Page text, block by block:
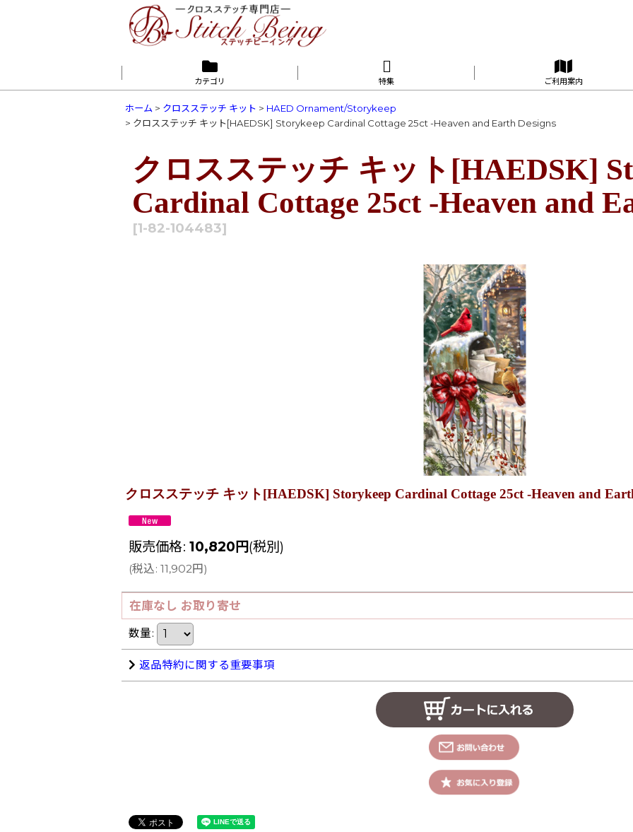
カテゴリ 特集 ご利用案内
ホーム > クロスステッチ キット > HAED Ornament/Storykeep
> クロスステッチ キット[HAEDSK] Storykeep Cardinal Cottage 25ct -Heaven and Earth Designs
クロスステッチ キット[HAEDSK]
Cardinal Cottage 25ct -Heaven and
[1-82-104483]
クロスステッチ キット[HAEDSK] Storykeep Cardinal Cottage 25ct -Heaven and
販売価格: 10,820円(税別)
(税込: 11,902円)
在庫なし お取り寄せ
数量:
返品特約に関する重要事項